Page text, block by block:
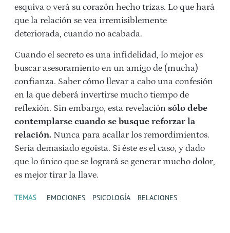
esquiva o verá su corazón hecho trizas. Lo que hará
que la relación se vea irremisiblemente
deteriorada, cuando no acabada.
Cuando el secreto es una infidelidad, lo mejor es
buscar asesoramiento en un amigo de (mucha)
confianza. Saber cómo llevar a cabo una confesión
en la que deberá invertirse mucho tiempo de
reflexión. Sin embargo, esta revelación sólo debe
contemplarse cuando se busque reforzar la
relación. Nunca para acallar los remordimientos.
Sería demasiado egoísta. Si éste es el caso, y dado
que lo único que se logrará se generar mucho dolor,
es mejor tirar la llave.
TEMAS EMOCIONES PSICOLOGÍA RELACIONES